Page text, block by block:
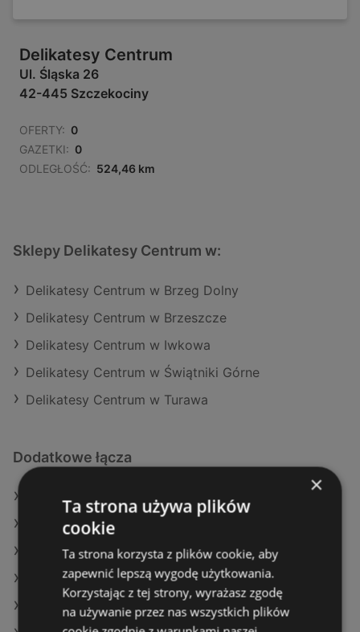
Delikatesy Centrum
Ul. Śląska 26
42-445 Szczekociny
OFERTY: 0
GAZETKI: 0
ODLEGŁOŚĆ: 524,46 km
Sklepy Delikatesy Centrum w:
Delikatesy Centrum w Brzeg Dolny
Delikatesy Centrum w Brzeszcze
Delikatesy Centrum w Iwkowa
Delikatesy Centrum w Świątniki Górne
Delikatesy Centrum w Turawa
Dodatkowe łącza
Oferty Delikatesy Centrum
Oferty Kaufland
Oferty Eurocash
Aktualne gazetki Eurocash
Aktualne gazetki Lidl
×
Ta strona używa plików
cookie
Ta strona korzysta z plików cookie, aby
zapewnić lepszą wygodę użytkowania.
Korzystając z tej strony, wyrażasz zgodę
na używanie przez nas wszystkich plików